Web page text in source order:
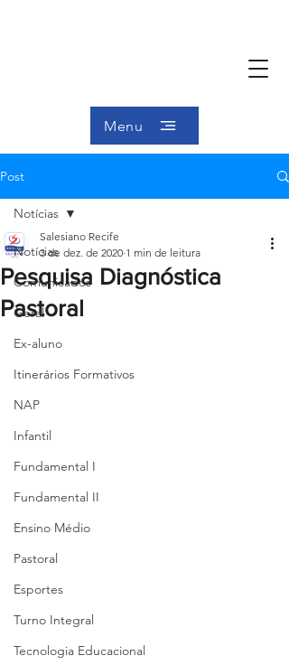
Menu
Post
Notícias
Comunicados
Geral
Ex-aluno
Itinerários Formativos
NAP
Infantil
Fundamental I
Fundamental II
Ensino Médio
Pastoral
Esportes
Turno Integral
Tecnologia Educacional
Notícias
Pesquisa Diagnóstica
Pastoral
Salesiano Recife
3 de dez. de 2020 1 min de leitura